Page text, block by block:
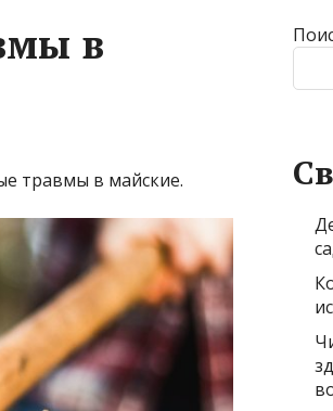
в
травмы в майские.